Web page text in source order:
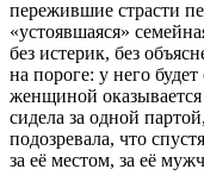
пережившие страсти
«устоявшаяся»
без истерик, без
на пороге: у него
женщиной
сидела за одной
подозревала, что
за её местом, за её